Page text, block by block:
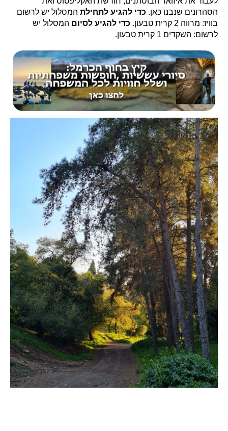
הסהרונים שנבנו כאן. כדי להגיע לתחילת המסלול יש לרשום
בוויז: מרווה 2 קרית טבעון.
כדי להגיע לסיום המסלול יש
לרשום: השקדים 1 קרית טבעון.